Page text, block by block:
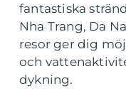
fantastiska
Nha Trang, Da
resor ger dig
och
dykning.